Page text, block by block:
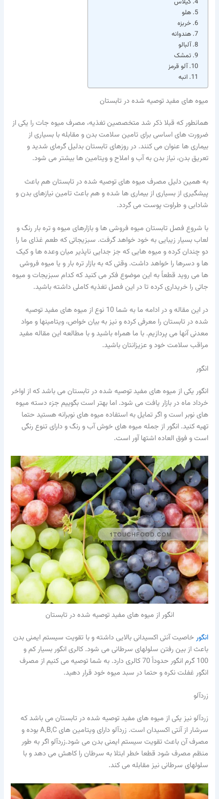
هلو
خربزه
هندوانه
آلبالو
تمشک
آلو قرمز
انبه
میوه های مفید توصیه شده در تابستان
همانطور که قبلا ذکر شد متخصصین تغذیه، مصرف میوه جات را یکی از
ضرورت های اساسی برای تامین سلامت بدن و مقابله با بسیاری از
بیماری ها عنوان می کنند. در روزهای تابستان بدلیل گرمای شدید و
تعریق بدن، نیاز بدن به آب و املاح و ویتامین ها بیشتر می شود.
به همین دلیل مصرف میوه های توصیه شده در تابستان هم باعث
پیشگیری از بسیاری از بیماری ها شده و هم باعث تامین نیازهای بدن و
شادابی و طراوت پوست می گردد.
با شروع فصل تابستان میوه فروشی ها و بازارهای میوه و تره بار رنگ و
لعاب بسیار زیبایی به خود خواهد گرفت. سبزیجاتی که طعم غذای ما را
دو چندان کرده و میوه هایی که جز جدایی ناپذیر میان وعده ها و کیک
ها و دسرها را خواهد داشت. وقتی که به بازار تره بار و یا میوه فروشی
ها می روید قطعاً به این موضوع فکر می کنید که کدام سبزیجات و میوه
جاتی را خریداری کرده تا در این فصل تغذیه کاملی داشته باشید.
در این مقاله و در ادامه ما به شما 10 نوع از میوه های مفید توصیه
شده در تابستان را معرفی کرده و نیز به بیان خواص، ویتامینها و مواد
معدنی آنها می پردازیم. با ما همراه باشید و با مطالعه این مقاله مفید
مراقب سلامت خود و عزیزانتان باشید.
انگور
انگور یکی از میوه های مفید توصیه شده در تابستان می باشد که از اواخر
خرداد ماه در بازار یافت می شود. اما بهتر است بگوییم جزء دسته میوه
های نوبر است و اگر تمایل به استفاده میوه های نوبرانه هستید حتما
تهیه کنید. انگور از جمله میوه های خوش آب و رنگ و دارای تنوع رنگی
است و فوق العاده اشتها آور است.
انگور از میوه های مفید توصیه شده در تابستان
انگور خاصیت آنتی اکسیدانی بالایی داشته و با تقویت سیستم ایمنی بدن
باعث از بین رفتن سلولهای سرطانی می شود. کالری انگور بسیار کم و
100 گرم انگور حدوداً 70 کالری دارد. به شما توصیه می کنیم از مصرف
انگور غفلت نکره و حتما در سبد میوه خود قرار دهید.
زردآلو
زردآلو نیز یکی از میوه های مفید توصیه شده در تابستان می باشد که
سرشار از آنتی اکسیدان است. زردآلو دارای ویتامین های A,B,C بوده و
مصرف آن باعث تقویت سیستم ایمنی بدن می شود.زردآلو اگر به طور
منظم مصرف شود قطعا خطر ابتلا به سرطان را کاهش می دهد و با
سلولهای سرطانی نیز مقابله می کند.